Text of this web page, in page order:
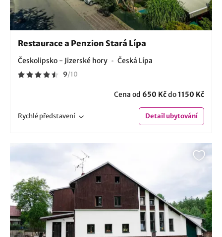
Restaurace a Penzion Stará Lípa
Českolipsko - Jizerské hory Česká Lípa
9/10
Cena od 650 Kčdo1150 Kč
Rychlépředstavení Detailubytování